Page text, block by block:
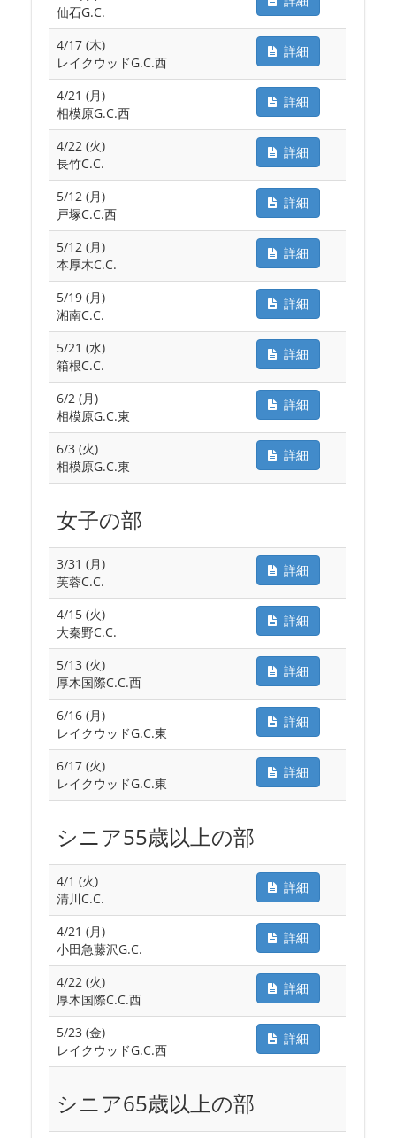
仙石G.C.
4/17 (木)
レイクウッドG.C.西
詳細
4/21 (月)
相模原G.C.西
詳細
4/22 (火)
長竹C.C.
詳細
5/12 (月)
戸塚C.C.西
詳細
5/12 (月)
本厚木C.C.
詳細
5/19 (月)
湘南C.C.
詳細
5/21 (水)
箱根C.C.
詳細
6/2 (月)
相模原G.C.東
詳細
6/3 (火)
相模原G.C.東
詳細
女子の部
3/31 (月)
芙蓉C.C.
詳細
4/15 (火)
大秦野C.C.
詳細
5/13 (火)
厚木国際C.C.西
詳細
6/16 (月)
レイクウッドG.C.東
詳細
6/17 (火)
レイクウッドG.C.東
詳細
シニア55歳以上の部
4/1 (火)
清川C.C.
詳細
4/21 (月)
小田急藤沢G.C.
詳細
4/22 (火)
厚木国際C.C.西
詳細
5/23 (金)
レイクウッドG.C.西
詳細
シニア65歳以上の部